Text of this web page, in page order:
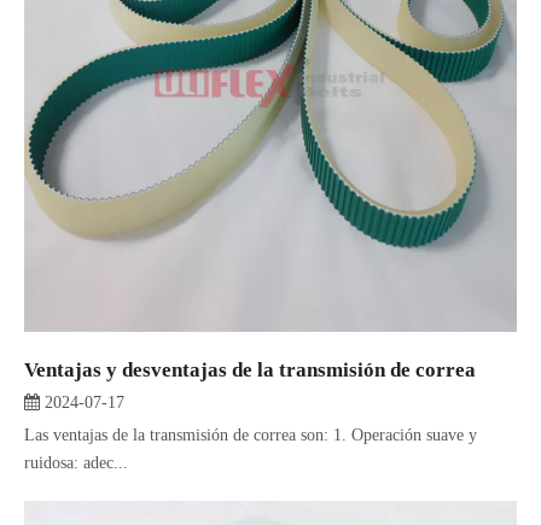
Ventajas y desventajas de la transmisión de correa
2024-07-17
Las ventajas de la transmisión de correa son: 1. Operación suave y
ruidosa: adec...